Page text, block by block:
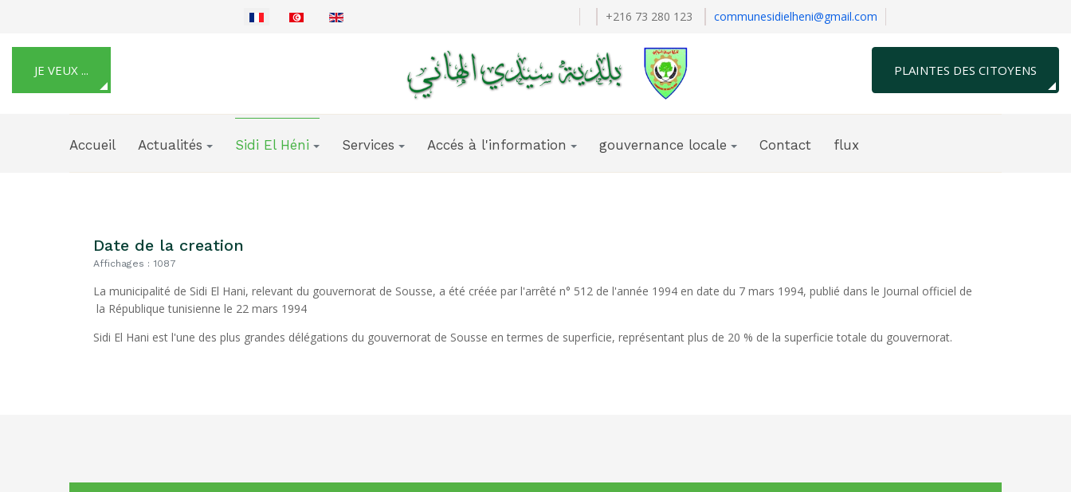
+216 73 280 123 communesidielheni@gmail.com
JE VEUX ... PLAINTES DES CITOYENS
Accueil Actualités Sidi El Héni Services Accés à l'information gouvernance locale Contact flux
Date de la creation
Affichages : 1087
La municipalité de Sidi El Hani, relevant du gouvernorat de Sousse, a été créée par l'arrêté n° 512 de l'année 1994 en date du 7 mars 1994, publié dans le Journal officiel de
la République tunisienne le 22 mars 1994
.Sidi El Hani est l'une des plus grandes délégations du gouvernorat de Sousse en termes de superficie, représentant plus de 20 % de la superficie totale du gouvernorat